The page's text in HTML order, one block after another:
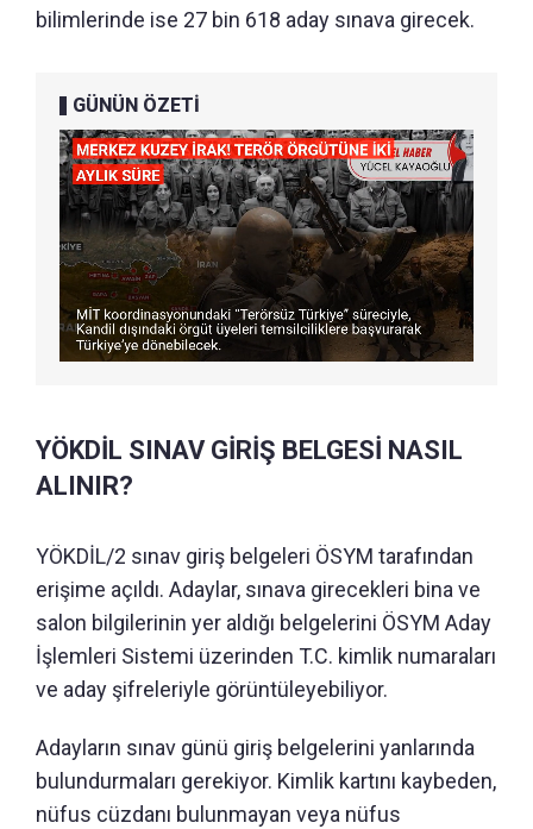
bilimlerinde ise 27 bin 618 aday sınava girecek.
GÜNÜN ÖZETİ
YÖKDİL SINAV GİRİŞ BELGESİ NASIL
ALINIR?
YÖKDİL/2 sınav giriş belgeleri ÖSYM tarafından
erişime açıldı. Adaylar, sınava girecekleri bina ve
salon bilgilerinin yer aldığı belgelerini ÖSYM Aday
İşlemleri Sistemi üzerinden T.C. kimlik numaraları
ve aday şifreleriyle görüntüleyebiliyor.
Adayların sınav günü giriş belgelerini yanlarında
bulundurmaları gerekiyor. Kimlik kartını kaybeden,
nüfus cüzdanı bulunmayan veya nüfus